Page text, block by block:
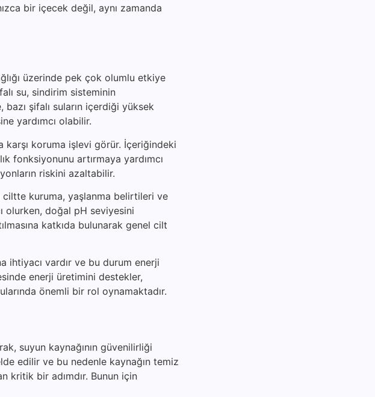
bir içecek değil, aynı zamanda
üzerinde pek çok olumlu etkiye
su, sindirim sisteminin
şifalı suların içerdiği yüksek
yardımcı olabilir.
karşı koruma işlevi görür. İçeriğindeki
fonksiyonunu artırmaya yardımcı
riskini azaltabilir.
ciltte kuruma, yaşlanma belirtileri ve
olurken, doğal pH seviyesini
katkıda bulunarak genel cilt
ihtiyacı vardır ve bu durum enerji
enerji üretimini destekler,
önemli bir rol oynamaktadır.
suyun kaynağının güvenilirliği
edilir ve bu nedenle kaynağın temiz
kritik bir adımdır. Bunun için